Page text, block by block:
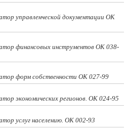
управленческой документации ОК
финансовых инструментов OK 038-
форм собственности ОК 027-99
экономических регионов. ОК 024-95
услуг населению. ОК 002-93